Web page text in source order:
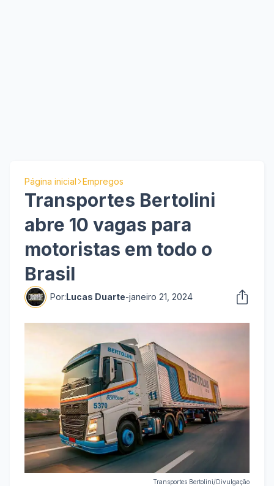
Página inicial Empregos
Transportes Bertolini
abre 10 vagas para
motoristas em todo o
Brasil
Por:Lucas Duarte-janeiro 21, 2024
Transportes Bertolini/Divulgação